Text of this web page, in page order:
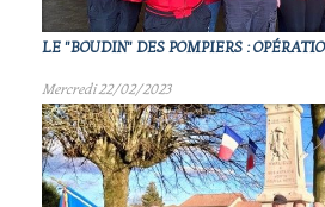
LE "BOUDIN" DES POMPIERS :
Mercredi 22/02/2023